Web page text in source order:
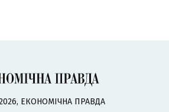
ЕКОНОМІЧНА ПРАВДА